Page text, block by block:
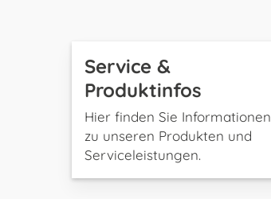
Service &
Produktinfos
Hier finden Sie Informationen
zu unseren Produkten und
Serviceleistungen.